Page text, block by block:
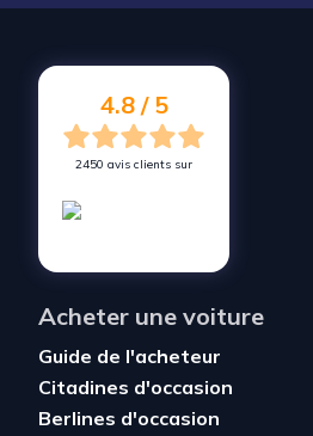
4.8 / 5
2450 avis clients sur
Acheter une voiture
Guide de l'acheteur
Citadines d'occasion
Berlines d'occasion